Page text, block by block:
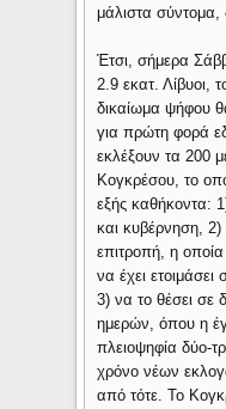
μάλιστα
Έτσι, σήμερα
2.9 εκατ. Λίβυοι,
δικαίωμα ψήφου
για πρώτη φορά
εκλέξουν τα 200
Κογκρέσου, το
εξής καθήκοντα:
και κυβέρνηση, 2)
επιτροπή, η
να έχει
3) να το θέσει σε
ημερών, όπου η
πλειοψηφία δύο-
χρόνο νέων
από τότε. Το